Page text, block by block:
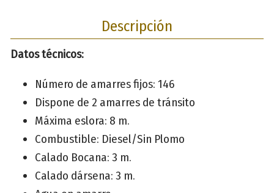
Descripción
Datos técnicos:
Número de amarres fijos: 146
Dispone de 2 amarres de tránsito
Máxima eslora: 8 m.
Combustible: Diesel/Sin Plomo
Calado Bocana: 3 m.
Calado dársena: 3 m.